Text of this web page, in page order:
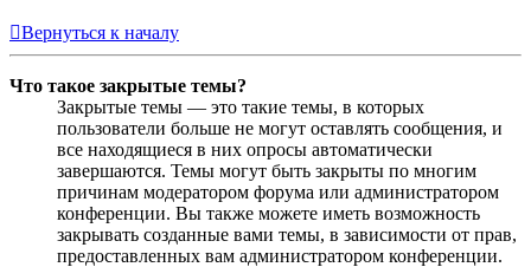
Вернуться к началу
Что такое закрытые темы?
Закрытые темы — это такие темы, в которых
пользователи больше не могут оставлять сообщения, и
все находящиеся в них опросы автоматически
завершаются. Темы могут быть закрыты по многим
причинам модератором форума или администратором
конференции. Вы также можете иметь возможность
закрывать созданные вами темы, в зависимости от прав,
предоставленных вам администратором конференции.